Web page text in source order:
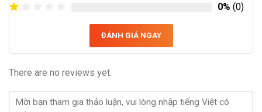
0% (0)
ĐÁNH GIÁ NGAY
There are no reviews yet.